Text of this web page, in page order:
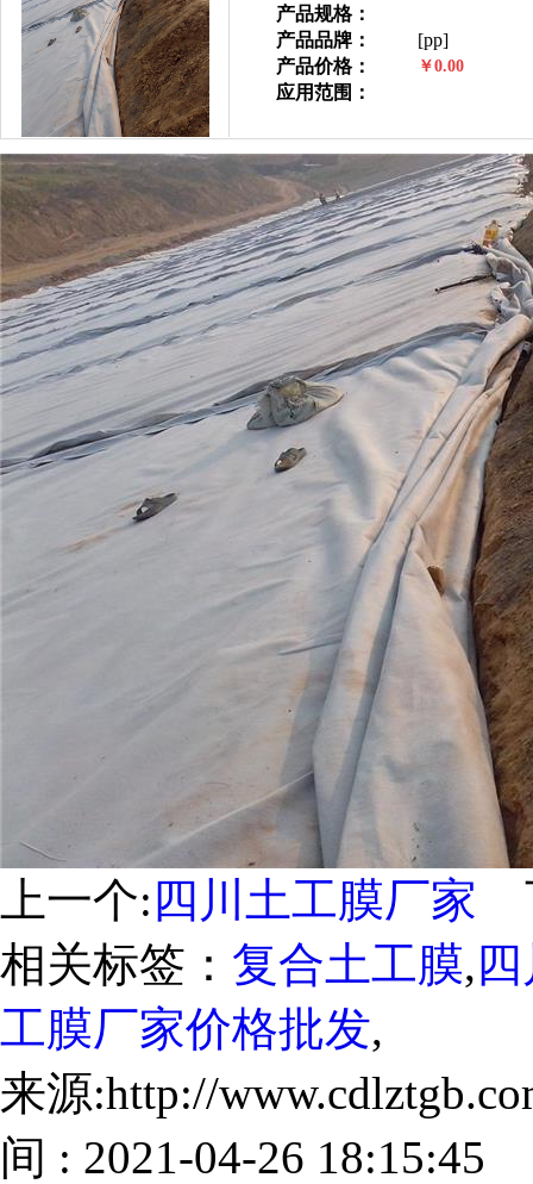
产品规格：
产品品牌：
[pp]
产品价格：
￥0.00
应用范围：
上一个:四川土工膜厂家
相关标签： 复合土工膜,
工膜厂家价格批发,
来源:http://
间 : 2021-04-26 18:15:45